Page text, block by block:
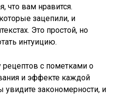
что вам нравится.
зацепили, и
Это простой, но
интуицию.
с пометками о
и эффекте каждой
закономерности, и